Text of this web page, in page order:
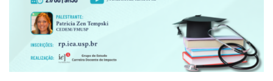
Cátedras
Pesquisa
Grupos de Estudo